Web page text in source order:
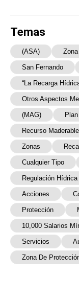
Temas
(ASA) Zona
San Fernando
“la Recarga
Otros Aspectos
(MAG)
Recurso Maderable
Zonas
Cualquier Tipo
Regulación Hídrica
Acciones
Protección
10,000 Salarios
Servicios
Zona De